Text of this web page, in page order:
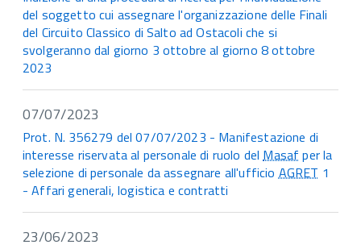
del soggetto cui assegnare l'organizzazione delle Finali
del Circuito Classico di Salto ad Ostacoli che si
svolgeranno dal giorno 3 ottobre al giorno 8 ottobre
2023
07/07/2023
Prot. N. 356279 del 07/07/2023 - Manifestazione di
interesse riservata al personale di ruolo delMasaf per la
selezione di personale da assegnare all'ufficioAGRET 1
- Affari generali, logistica e contratti
23/06/2023